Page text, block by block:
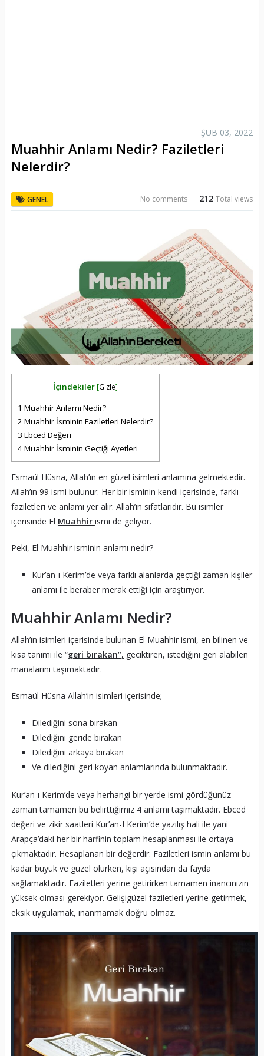
ŞUB 03, 2022
Muahhir Anlamı Nedir? Faziletleri
Nelerdir?
GENEL 212Total views
No comments
İçindekiler [Gizle]
1 Muahhir Anlamı Nedir?
2 Muahhir İsminin Faziletleri Nelerdir?
3 Ebced Değeri
4Muahhir İsminin Geçtiği Ayetleri
Esmaül Hüsna, Allah’ın en güzel isimleri anlamına gelmektedir.
Allah’ın 99 ismi bulunur. Her bir isminin kendi içerisinde, farklı
faziletleri ve anlamı yer alır. Allah’ın sıfatlarıdır. Bu isimler
içerisinde El Muahhir ismi de geliyor.
Peki, El Muahhir isminin anlamı nedir?
Kur’an-ı Kerim’de veya farklı alanlarda geçtiği zaman kişiler
anlamı ile beraber merak ettiği için araştırıyor.
Muahhir Anlamı Nedir?
Allah’ın isimleri içerisinde bulunan El Muahhir ismi, en bilinen ve
kısa tanımı ile “geri bırakan”, geciktiren, istediğini geri alabilen
manalarını taşımaktadır.
Esmaül Hüsna Allah’ın isimleri içerisinde;
Dilediğini sona bırakan
Dilediğini geride bırakan
Dilediğini arkaya bırakan
Ve dilediğini geri koyan anlamlarında bulunmaktadır.
Kur’an-ı Kerim’de veya herhangi bir yerde ismi gördüğünüz
zaman tamamen bu belirttiğimiz 4 anlamı taşımaktadır. Ebced
değeri ve zikir saatleri Kur’an-I Kerim’de yazılış hali ile yani
Arapça’daki her bir harfinin toplam hesaplanması ile ortaya
çıkmaktadır. Hesaplanan bir değerdir. Faziletleri ismin anlamı bu
kadar büyük ve güzel olurken, kişi açısından da fayda
sağlamaktadır. Faziletleri yerine getirirken tamamen inancınızın
yüksek olması gerekiyor. Gelişigüzel faziletleri yerine getirmek,
eksik uygulamak, inanmamak doğru olmaz.